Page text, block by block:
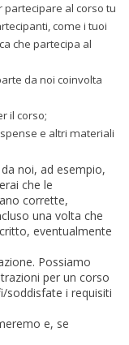
al corso tu
come i tuoi
che partecipa al
da noi coinvolta
il corso;
e altri materiali
noi, ad esempio,
che le
corrette,
una volta che
eventualmente
Possiamo
per un corso
soddisfate i requisiti
e, se